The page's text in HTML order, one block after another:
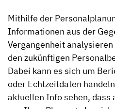
Mithilfe der
Informationen aus der
Vergangenheit
den zukünftigen
Dabei kann es sich um
oder Echtzeitdaten
aktuellen Info sehen,